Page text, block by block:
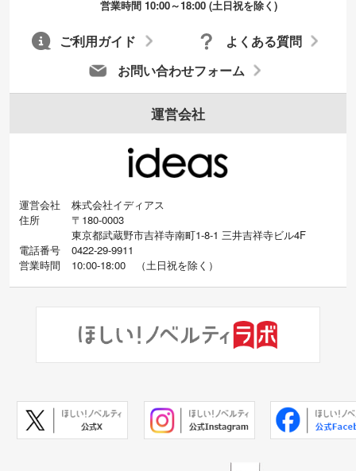
営業時間 10:00～18:00 (土日祝を除く)
お問い合わせフォーム
よくある質問
ご利用ガイド
運営会社
運営会社
株式会社イディアス
住所
〒180-0003
東京都武蔵野市吉祥寺南町1-8-1 三井吉祥寺ビル4F
電話番号
0422-29-9911
営業時間
10:00-18:00 （土日祝を除く）